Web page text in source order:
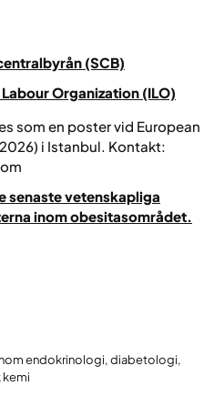
(SCB)
Organization (ILO)
som en poster vid European
i Istanbul. Kontakt:
senaste vetenskapliga
inom obesitasområdet.
endokrinologi, diabetologi,
kemi